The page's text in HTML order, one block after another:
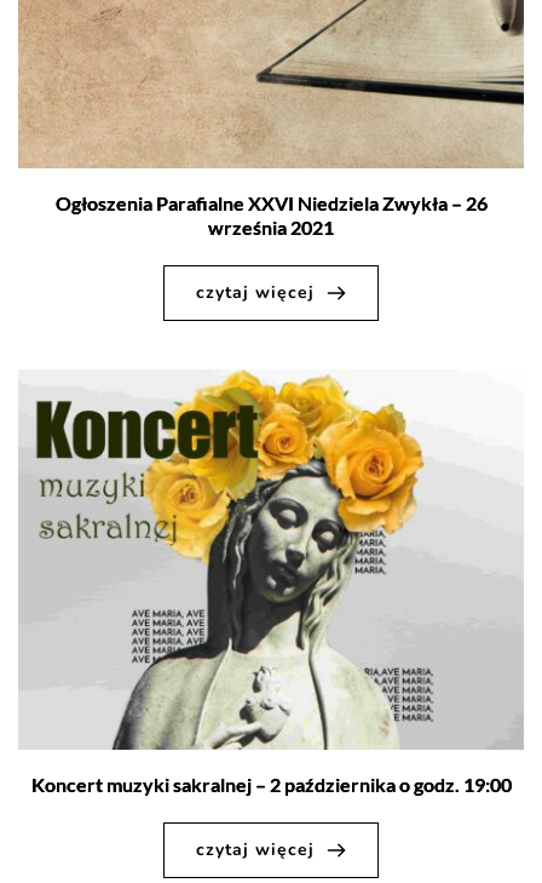
Ogłoszenia Parafialne XXVI Niedziela Zwykła – 26
września 2021
czytaj więcej
Koncert muzyki sakralnej – 2 października o godz. 19:00
czytaj więcej